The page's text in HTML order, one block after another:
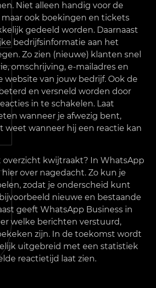
Niet alleen handig voor de
ook boekingen en tickets
gedeeld worden. Daarnaast
bedrijfsinformatie aan het
Zo zien (nieuwe) klanten snel
omschrijving, e-mailadres en
website van jouw bedrijf. Ook de
en versneld worden door
in te schakelen. Laat
wanneer je afwezig bent,
weet wanneer hij een reactie kan
overzicht kwijtraakt? In WhatsApp
hier over nagedacht. Zo kun je
zodat je onderscheid kunt
nieuwe en bestaande
geeft WhatsApp Business in
welke berichten verstuurd,
zijn. In de toekomst wordt
uitgebreid met een statistiek
reactietijd laat zien.